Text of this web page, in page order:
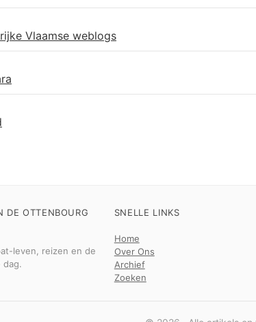
Vlaamse weblogs
DE OTTENBOURG
leven, reizen en de
SNELLE LINKS
Home
Over Ons
Archief
Zoeken